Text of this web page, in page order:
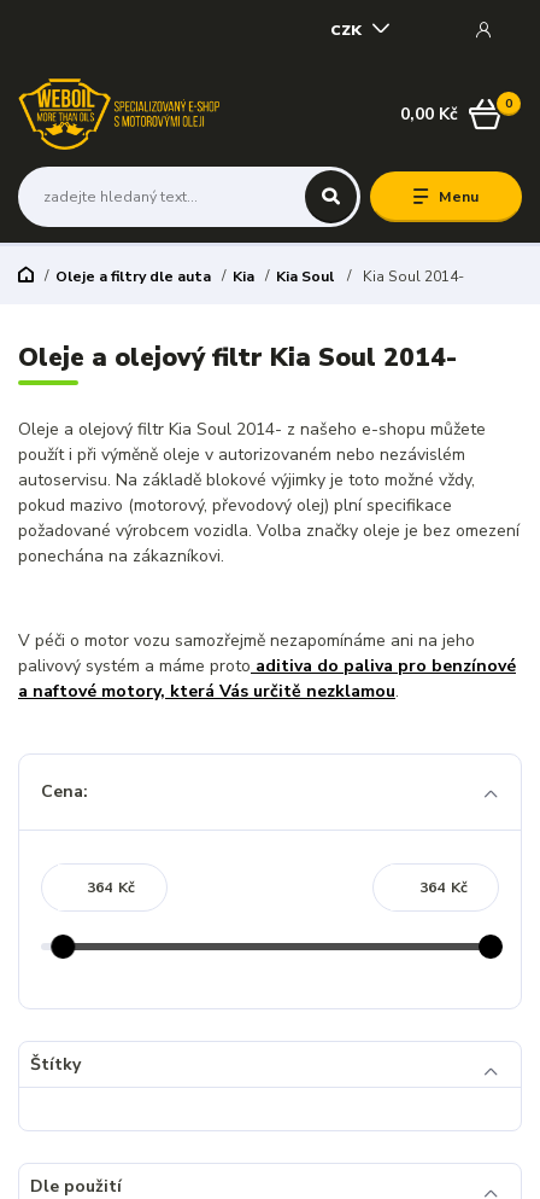
Menu
CZK
0
0,00 Kč
Oleje a filtry dle auta Kia Kia Soul Kia Soul 2014-
Oleje a olejový filtr Kia Soul 2014-
Oleje a olejový filtr Kia Soul 2014- z našeho e-shopu můžete
použít i při výměně oleje v autorizovaném nebo nezávislém
autoservisu. Na základě blokové výjimky je toto možné vždy,
pokud mazivo (motorový, převodový olej) plní specifikace
požadované výrobcem vozidla. Volba značky oleje je bez omezení
ponechána na zákazníkovi.
V péči o motor vozu samozřejmě nezapomínáme ani na jeho
palivový systém a máme proto aditiva do paliva pro benzínové
a naftové motory, která Vás určitě nezklamou.
Cena:
Kč Kč
Štítky
Dle použití